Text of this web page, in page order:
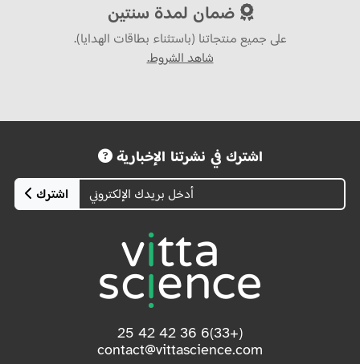
ضمان لمدة سنتين
على جميع منتجاتنا (باستثناء بطاقات الهدايا).
شاهد الشروط.
اشترك في نشرتنا الإخبارية
اشترك
(+33)6 36 42 42 25
contact@vittascience.com